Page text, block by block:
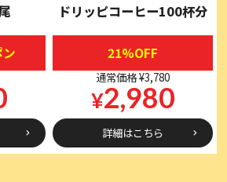
ドリッピコーヒー100杯分
21%OFF
通常価格 ¥3,780
¥2,980
詳細はこちら